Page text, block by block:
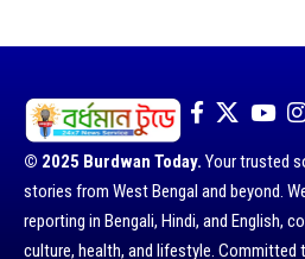
© 2025 Burdwan Today. Your trusted
stories from West Bengal and beyond.
reporting in Bengali, Hindi, and English,
culture, health, and lifestyle. Committed